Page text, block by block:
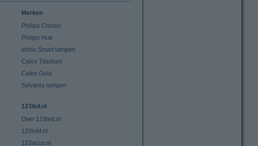
Merken
Philips Classic
Philips Hue
Idinio Smart lampen
Calex Titanium
Calex Gold
Sylvania lampen
123led.nl
Over 123led.nl
123inkt.nl
123accu.nl